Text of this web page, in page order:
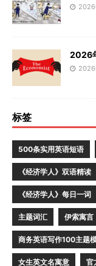
2026
2026
2026
标签
500条实用英语短语
《经济学人》双语精读
《经济学人》每日一词
主题词汇 伊索寓言
商务英语写作100主题
女生英文名寓意 官